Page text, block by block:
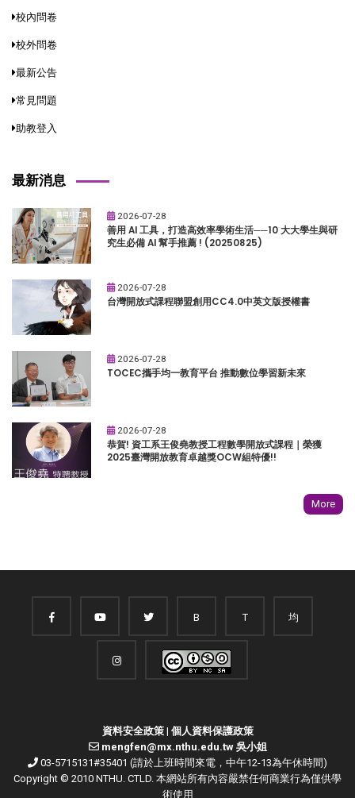
校內問卷
校外問卷
最新公告
常見問題
助教登入
最新消息
2026-07-28
善用 AI 工具，打造高效率學術生活──10 大大學生與研
究生必備 AI 幫手推薦 ! (20250825)
2026-07-28
台灣開放式課程聯盟創用CC4.0中英文版授權書
2026-07-28
TOCEC攜手均一教育平台 推動數位學習新未來
2026-07-28
恭賀! 資工系王俊堯教授工程數學開放式課程｜榮獲
2025臺灣開放教育卓越獎OCW組特優!!
More
B T 均
資料安全政策| 個人資料保護政策
mengfen@mx.nthu.edu.tw 吳小姐
03-5715131#35401 (請於上班時間來電，中午12-13為午休時間)
Copyright © 2010 NTHU. CTLD. 本網站所有內容嚴禁任何商業行為僅供學
術使用